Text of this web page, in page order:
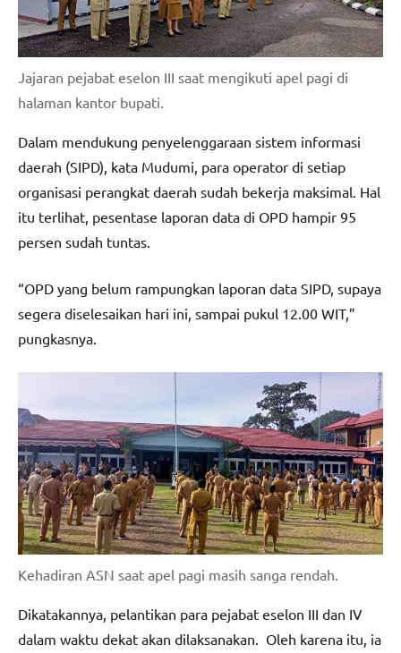
Jajaran pejabat eselon III saat mengikuti apel pagi di
halaman kantor bupati.
Dalam mendukung penyelenggaraan sistem informasi
daerah (SIPD), kata Mudumi, para operator di setiap
organisasi perangkat daerah sudah bekerja maksimal. Hal
itu terlihat, pesentase laporan data di OPD hampir 95
persen sudah tuntas.
“OPD yang belum rampungkan laporan data SIPD, supaya
segera diselesaikan hari ini, sampai pukul 12.00 WIT,”
pungkasnya.
Kehadiran ASN saat apel pagi masih sanga rendah.
Dikatakannya, pelantikan para pejabat eselon III dan IV
dalam waktu dekat akan dilaksanakan. Oleh karena itu, ia